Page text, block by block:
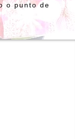
o punto de